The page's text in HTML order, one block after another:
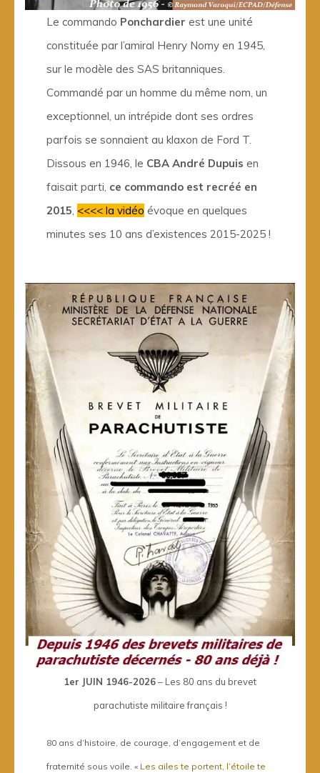
Le commando Ponchardier est une unité
constituée par l’amiral Henry Nomy en 1945,
sur le modèle des SAS britanniques.
Commandé par un homme du même nom, un
exceptionnel, un intrépide dont ses ordres
parfois se sonnaient au klaxon de Ford T.
Dissous en 1946, le CBA André Dupuis en
faisait parti, ce commando est recréé en
2015 <<<< la vidéo évoque en quelques
minutes ses 10 ans d’existences 2015-2025 !
1er JUIN 1946-2026– Les 80 ans du brevet
parachutiste militaire français !
80 ans d’histoire, de courage, d’engagement et de
fraternité sous voile. « Les ailes te portent, l’étoile te